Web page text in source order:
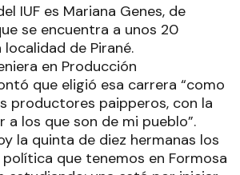
IUF es Mariana Genes, de
se encuentra a unos 20
de Pirané.
en Producción
que eligió esa carrera “como
productores paipperos, con la
a los que son de mi pueblo”.
la quinta de diez hermanas los
que tenemos en Formosa